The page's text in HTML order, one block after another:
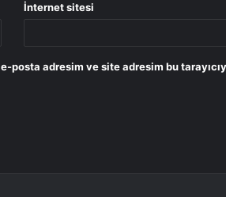
İnternet sitesi
posta adresim ve site adresim bu